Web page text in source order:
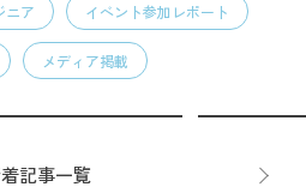
ニア イベント参加レポート
メディア掲載
記事一覧